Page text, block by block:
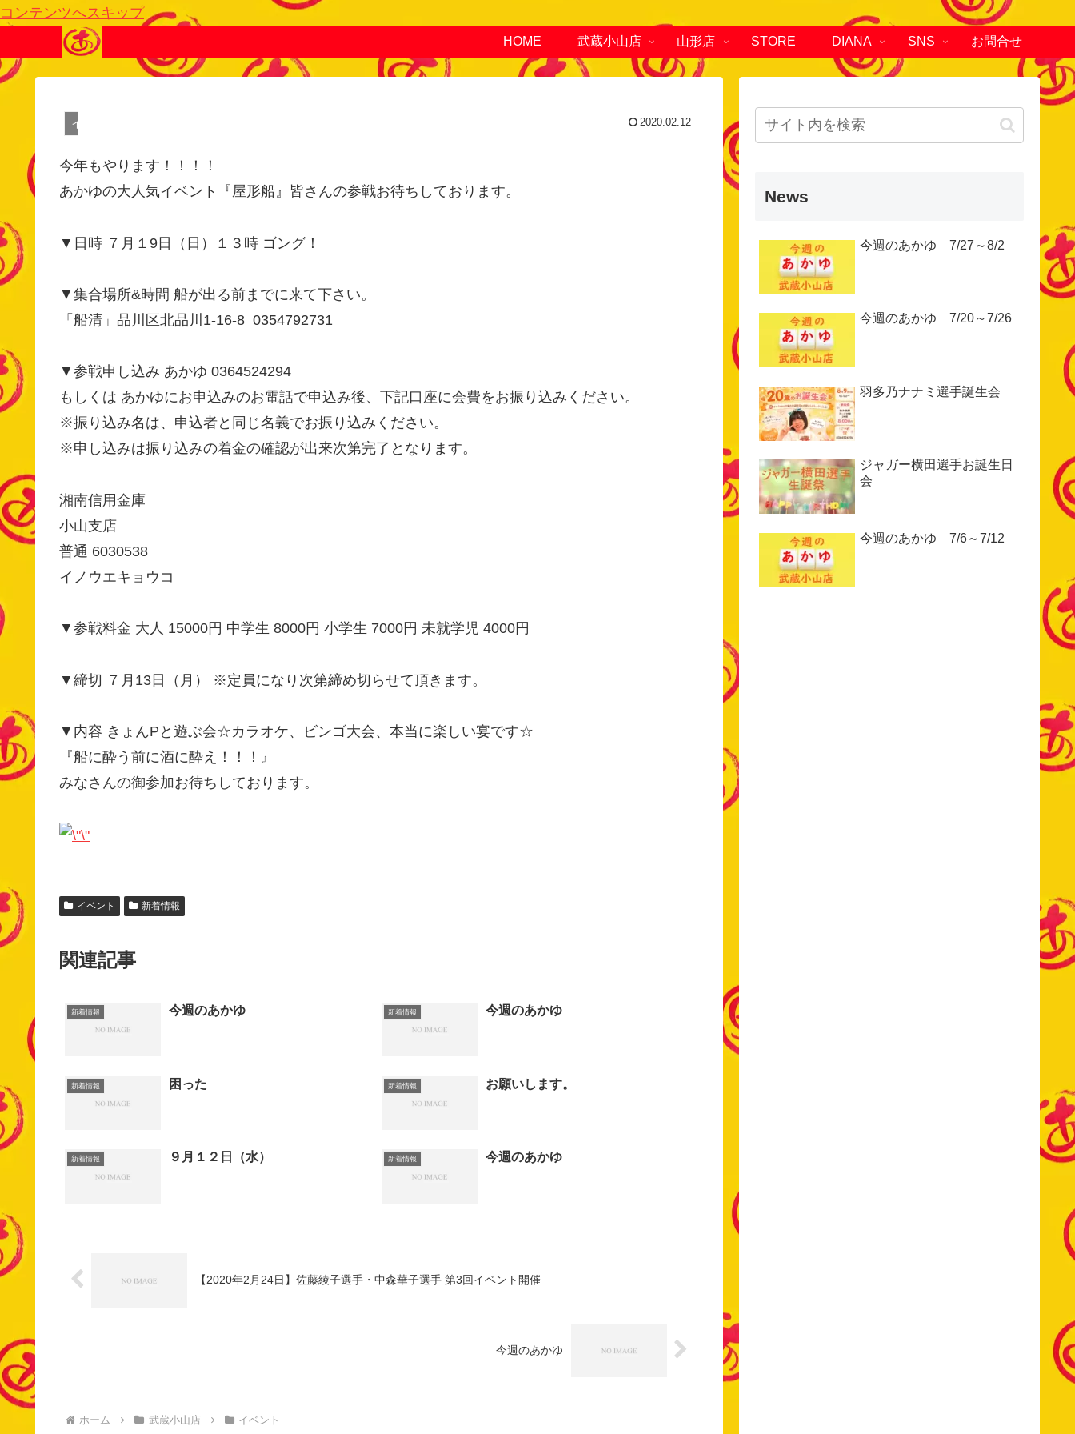
コンテンツへスキップ
HOME 武蔵小山店 山形店 STORE DIANA SNS お問合せ
イベント 2020.02.12
今年もやります！！！！
あかゆの大人気イベント『屋形船』皆さんの参戦お待ちしております。
▼日時 ７月１9日（日）１３時 ゴング！
▼集合場所&時間 船が出る前までに来て下さい。
「船清」品川区北品川1-16-8 0354792731‬
▼参戦申し込み あかゆ 0364524294
もしくは あかゆにお申込みのお電話で申込み後、下記口座に会費をお振り込みください。
※振り込み名は、申込者と同じ名義でお振り込みください。
※申し込みは振り込みの着金の確認が出来次第完了となります。
湘南信用金庫
小山支店
普通 6030538
イノウエキョウコ
▼参戦料金 大人 15000円 中学生 8000円 小学生 7000円 未就学児 4000円
▼締切 ７月13日（月） ※定員になり次第締め切らせて頂きます。
▼内容 きょんPと遊ぶ会☆カラオケ、ビンゴ大会、本当に楽しい宴です☆
『船に酔う前に酒に酔え！！！』
みなさんの御参加お待ちしております。
イベント 新着情報
関連記事
新着情報 今週のあかゆ 新着情報 今週のあかゆ
新着情報 困った 新着情報 お願いします。
新着情報 ９月１２日（水） 新着情報 今週のあかゆ
【2020年2月24日】佐藤綾子選手・中森華子選手 第3回イベント開催
今週のあかゆ
ホーム 武蔵小山店 イベント
News
今週のあかゆ 7/27～8/2
今週のあかゆ 7/20～7/26
羽多乃ナナミ選手誕生会
ジャガー横田選手お誕生日
会
今週のあかゆ 7/6～7/12